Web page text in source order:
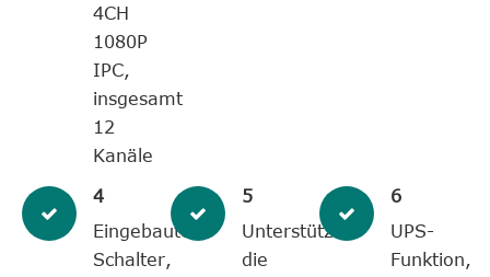
4CH
1080P
IPC,
insgesamt
12
Kanäle
4
Eingebauter
Schalter,
5
Unterstützt
die
6
UPS-
Funktion,